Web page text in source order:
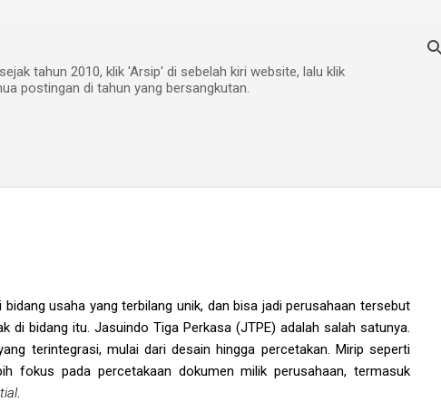
tahun 2010, klik 'Arsip' di sebelah kiri website, lalu klik
postingan di tahun yang bersangkutan.
usaha yang terbilang unik, dan bisa jadi perusahaan tersebut
di bidang itu. Jasuindo Tiga Perkasa (JTPE) adalah salah satunya.
terintegrasi, mulai dari desain hingga percetakan. Mirip seperti
fokus pada percetakaan dokumen milik perusahaan, termasuk
.